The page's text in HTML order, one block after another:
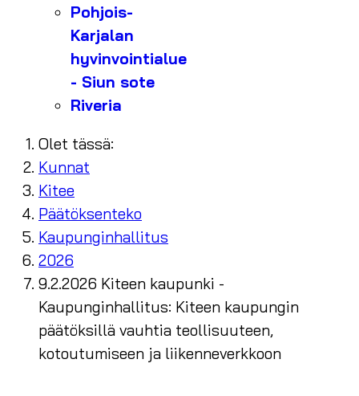
Pohjois-
Karjalan
hyvinvointialue
- Siun sote
Riveria
Olet tässä:
Kunnat
Kitee
Päätöksenteko
Kaupunginhallitus
2026
9.2.2026 Kiteen kaupunki -
Kaupunginhallitus: Kiteen kaupungin
päätöksillä vauhtia teollisuuteen,
kotoutumiseen ja liikenneverkkoon